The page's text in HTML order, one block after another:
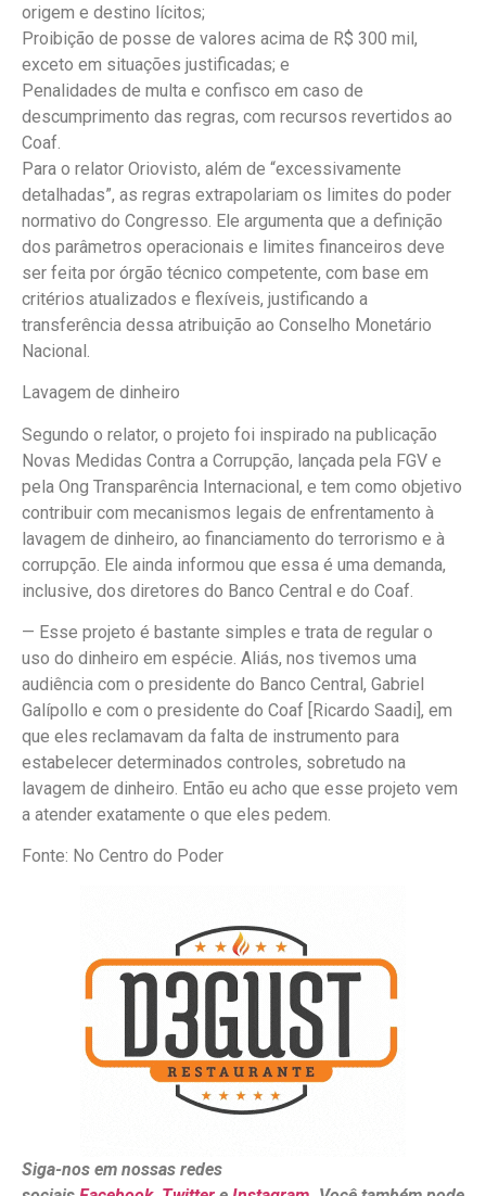
origem e destino lícitos;
Proibição de posse de valores acima de R$ 300 mil,
exceto em situações justificadas; e
Penalidades de multa e confisco em caso de
descumprimento das regras, com recursos revertidos ao
Coaf.
Para o relator Oriovisto, além de “excessivamente
detalhadas”, as regras extrapolariam os limites do poder
normativo do Congresso. Ele argumenta que a definição
dos parâmetros operacionais e limites financeiros deve
ser feita por órgão técnico competente, com base em
critérios atualizados e flexíveis, justificando a
transferência dessa atribuição ao Conselho Monetário
Nacional.
Lavagem de dinheiro
Segundo o relator, o projeto foi inspirado na publicação
Novas Medidas Contra a Corrupção, lançada pela FGV e
pela Ong Transparência Internacional, e tem como objetivo
contribuir com mecanismos legais de enfrentamento à
lavagem de dinheiro, ao financiamento do terrorismo e à
corrupção. Ele ainda informou que essa é uma demanda,
inclusive, dos diretores do Banco Central e do Coaf.
— Esse projeto é bastante simples e trata de regular o
uso do dinheiro em espécie. Aliás, nos tivemos uma
audiência com o presidente do Banco Central, Gabriel
Galípollo e com o presidente do Coaf [Ricardo Saadi], em
que eles reclamavam da falta de instrumento para
estabelecer determinados controles, sobretudo na
lavagem de dinheiro. Então eu acho que esse projeto vem
a atender exatamente o que eles pedem.
Fonte: No Centro do Poder
Siga-nos em nossas redes